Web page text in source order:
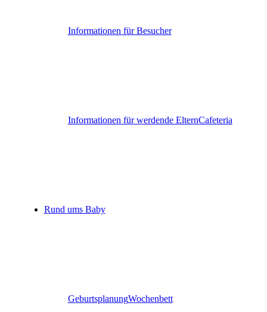
Informationen für Besucher
Informationen für werdende ElternCafeteria
Rund ums Baby
GeburtsplanungWochenbett